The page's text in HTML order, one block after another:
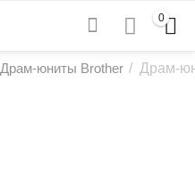
0
Драм-юниты Brother / Драм-